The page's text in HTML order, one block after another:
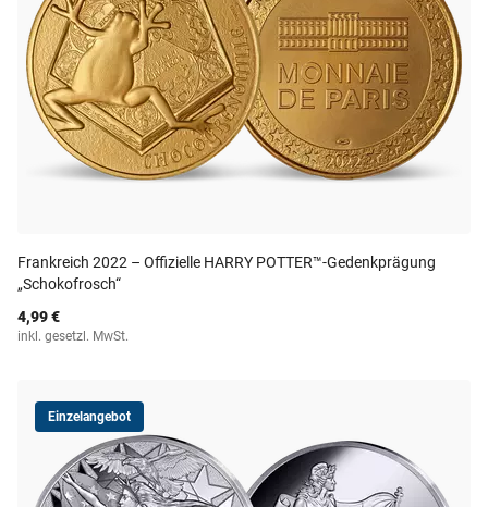
Frankreich 2022 – Offizielle HARRY POTTER™-Gedenkprägung
„Schokofrosch“
4,99 €
inkl. gesetzl. MwSt.
Einzelangebot